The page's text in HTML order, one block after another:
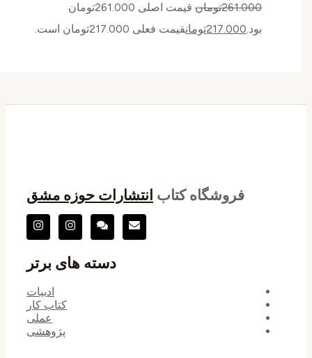
261.000تومان
قیمت اصلی 261.000تومان
217.000تومانقیمت فعلی 217.000تومان است.
فروشگاه کتابانتشارات حوزه مشق
دسته های برتر
ادبیات
کتاب کار
عملی
پژوهشی